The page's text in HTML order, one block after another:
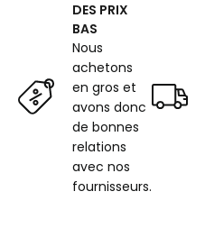
noir
DES PRIX
BAS
Nous
achetons
en gros et
avons donc
de bonnes
relations
avec nos
fournisseurs.